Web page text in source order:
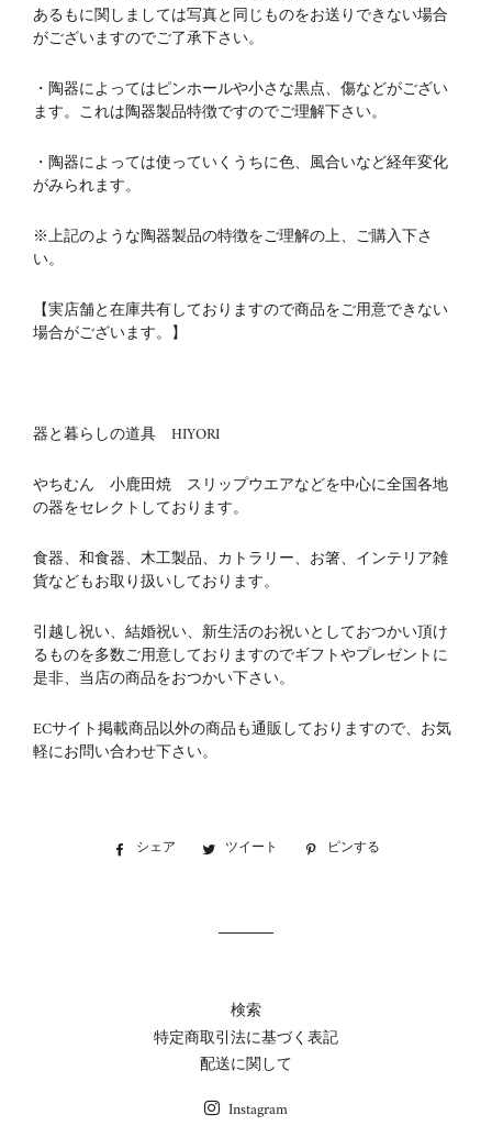
あるもに関しましては写真と同じものをお送りできない場合
がございますのでご了承下さい。
・陶器によってはピンホールや小さな黒点、傷などがござい
ます。これは陶器製品特徴ですのでご理解下さい。
・陶器によっては使っていくうちに色、風合いなど経年変化
がみられます。
※上記のような陶器製品の特徴をご理解の上、ご購入下さ
い。
【実店舗と在庫共有しておりますので商品をご用意できない
場合がございます。】
器と暮らしの道具 HIYORI
やちむん 小鹿田焼 スリップウエアなどを中心に全国各地
の器をセレクトしております。
食器、和食器、木工製品、カトラリー、お箸、インテリア雑
貨などもお取り扱いしております。
引越し祝い、結婚祝い、新生活のお祝いとしておつかい頂け
るものを多数ご用意しておりますのでギフトやプレゼントに
是非、当店の商品をおつかい下さい。
ECサイト掲載商品以外の商品も通販しておりますので、お気
軽にお問い合わせ下さい。
シェア
Facebookツイート
Twitter ピンする
検索
特定商取引法に基づく表記
配送に関して
Instagram